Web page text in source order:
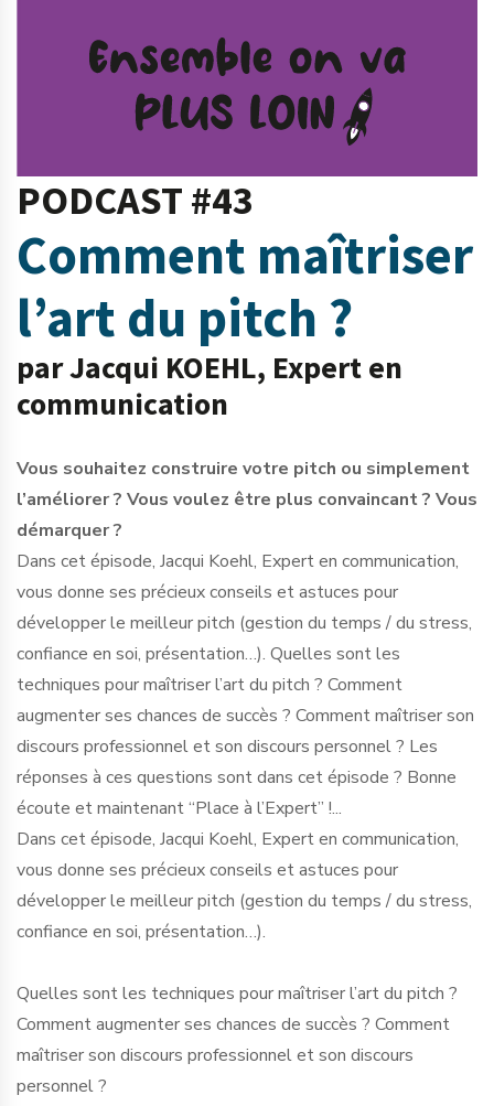
PODCAST #43
Comment maîtriser
l’art du pitch ?
par Jacqui KOEHL, Expert en
communication
Vous souhaitez construire votre pitch ou simplement
l’améliorer ? Vous voulez être plus convaincant ? Vous
démarquer ?
Dans cet épisode, Jacqui Koehl, Expert en communication,
vous donne ses précieux conseils et astuces pour
développer le meilleur pitch (gestion du temps / du stress,
confiance en soi, présentation…). Quelles sont les
techniques pour maîtriser l’art du pitch ? Comment
augmenter ses chances de succès ? Comment maîtriser son
discours professionnel et son discours personnel ? Les
réponses à ces questions sont dans cet épisode ? Bonne
écoute et maintenant “Place à l’Expert” !...
Dans cet épisode, Jacqui Koehl, Expert en communication,
vous donne ses précieux conseils et astuces pour
développer le meilleur pitch (gestion du temps / du stress,
confiance en soi, présentation…).
Quelles sont les techniques pour maîtriser l’art du pitch ?
Comment augmenter ses chances de succès ? Comment
maîtriser son discours professionnel et son discours
personnel ?